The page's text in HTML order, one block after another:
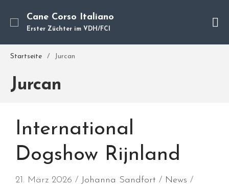
Über mich
Hundevermittlung
Kontakt
Cane Corso Italiano
Erster Züchter im VDH/FCI
Startseite / Jurcan
Jurcan
International
Dogshow Rijnland
21. März 2026 Johanna Sandfort
News